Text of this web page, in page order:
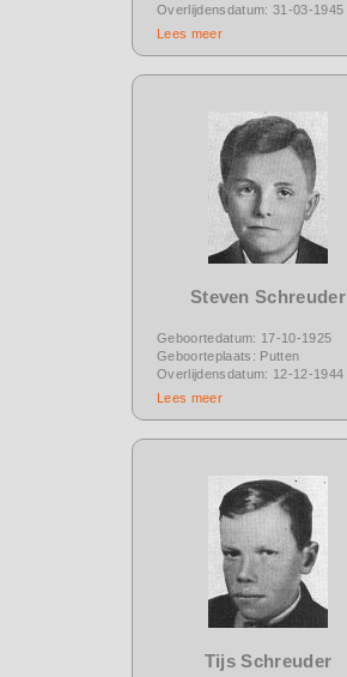
Overlijdensdatum: 31-03-1945
Lees meer
Steven Schreuder
Geboortedatum: 17-10-1925
Geboorteplaats: Putten
Overlijdensdatum: 12-12-1944
Lees meer
Tijs Schreuder